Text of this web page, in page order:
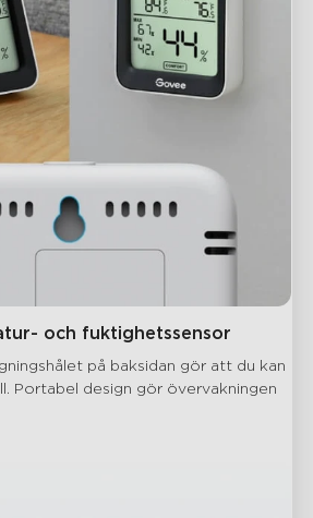
och fuktighetssensor
på baksidan gör att du kan
Portabel design gör övervakningen